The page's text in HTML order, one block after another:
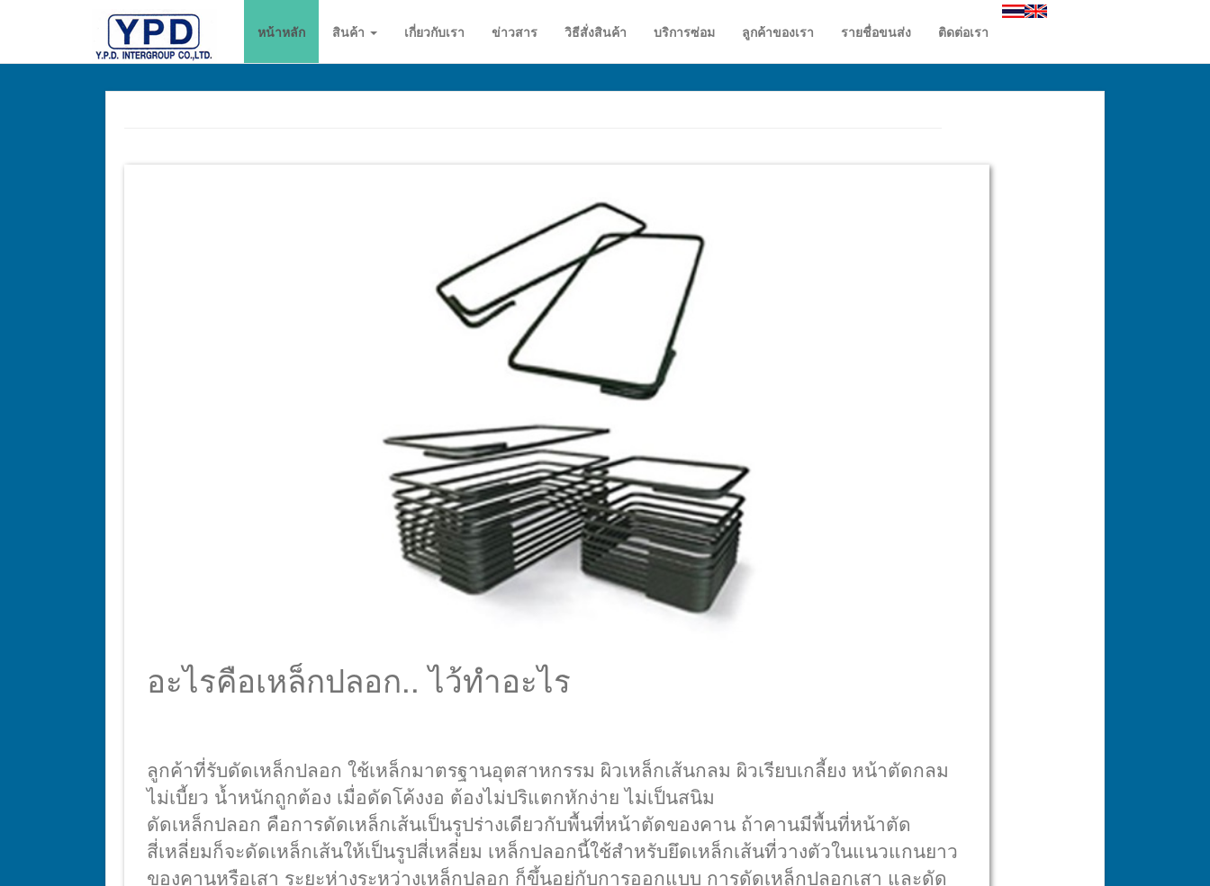
หน้าหลัก สินค้า เกี่ยวกับเรา ข่าวสาร วิธีสั่งสินค้า บริการซ่อม ลูกค้าของเรา รายชื่อขนส่ง ติดต่อเรา
อะไรคือเหล็กปลอก.. ไว้ทำอะไร
ลูกค้าที่รับดัดเหล็กปลอก ใช้เหล็กมาตรฐานอุตสาหกรรม ผิวเหล็กเส้นกลม ผิวเรียบเกลี้ยง หน้าตัดกลม
ไม่เบี้ยว น้ำหนักถูกต้อง เมื่อดัดโค้งงอ ต้องไม่ปริแตกหักง่าย ไม่เป็นสนิม
ดัดเหล็กปลอก คือการดัดเหล็กเส้นเป็นรูปร่างเดียวกับพื้นที่หน้าตัดของคาน ถ้าคานมีพื้นที่หน้าตัด
สี่เหลี่ยมก็จะดัดเหล็กเส้นให้เป็นรูปสี่เหลี่ยม เหล็กปลอกนี้ใช้สำหรับยึดเหล็กเส้นที่วางตัวในแนวแกนยาว
ของคานหรือเสา ระยะห่างระหว่างเหล็กปลอก ก็ขึ้นอยู่กับการออกแบบ การดัดเหล็กปลอกเสา และดัด